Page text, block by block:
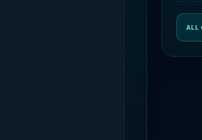
ALL